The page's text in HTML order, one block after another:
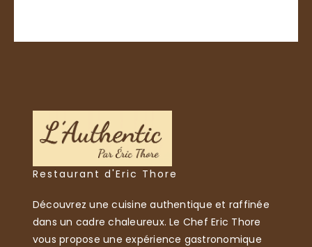
Restaurant d'Eric Thore
Découvrez une cuisine authentique et raffinée
dans un cadre chaleureux. Le Chef Eric Thore
vous propose une expérience gastronomique